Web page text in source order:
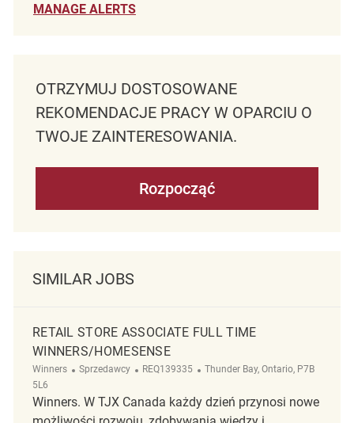
MANAGE ALERTS
OTRZYMUJ DOSTOSOWANE
REKOMENDACJE PRACY W OPARCIU O
TWOJE ZAINTERESOWANIA.
Rozpocząć
SIMILAR JOBS
RETAIL STORE ASSOCIATE FULL TIME
WINNERS/HOMESENSE
Winners Kategoria
Sprzedawcy ReqId
REQ139335 Lokalizacja
Thunder Bay, Ontario, P7B
5L6
Winners. W TJX Canada każdy dzień przynosi nowe